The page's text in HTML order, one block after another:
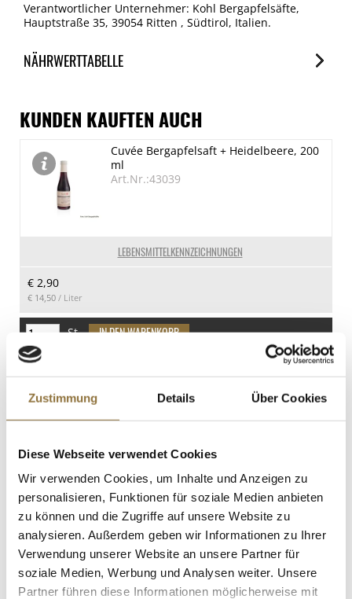
Zustimmung Details Über Cookies
Diese Webseite verwendet Cookies
Wir verwenden Cookies, um Inhalte und Anzeigen zu
personalisieren, Funktionen für soziale Medien anbieten
zu können und die Zugriffe auf unsere Website zu
analysieren. Außerdem geben wir Informationen zu Ihrer
Verwendung unserer Website an unsere Partner für
soziale Medien, Werbung und Analysen weiter. Unsere
Partner führen diese Informationen möglicherweise mit
Verantwortlicher Unternehmer: Kohl Bergapfelsäfte,
Hauptstraße 35, 39054 Ritten , Südtirol, Italien.
NÄHRWERTTABELLE
je 100ml
Brennwert
204 kJ/48 kcal
Fett
davon gesättigte Fettsäuren
12 g
12 g
Eiweiß
0 g
Salz
0 g
KUNDEN KAUFTEN AUCH
LEBENSMITTELKENNZEICHNUNGEN
Cuvée Bergapfelsaft + Heidelbeere, 200
ml
Art.Nr.:43039
€ 2,90
€ 14,50 / Liter
St.
LEBENSMITTELKENNZEICHNUNGEN
BOS FOOD Premium Selection - Baerii
Kaviar (baerii), Aquakultur, ohne
Konservierungsmittel, China, 50 g
Art.Nr.:69272
€ 49,80
€ 996,00/ kg
St.